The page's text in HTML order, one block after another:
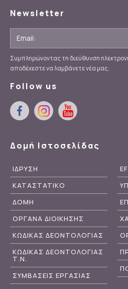
Newsletter
Συμπληρώνοντας τη διεύθυνση
αποδέχεστε να λαμβάνετε νέα μας.
Follow us
Δομή Ιστοσελίδας
ΙΔΡΥΣΗ
ΚΑΤΑΣΤΑΤΙΚΟ
ΔΟΜΗ
ΟΡΓΑΝΑ ΔΙΟΙΚΗΣΗΣ
ΚΩΔΙΚΑΣ ΔΕΟΝΤΟΛΟΓΙΑΣ
ΚΩΔΙΚΑΣ ΔΕΟΝΤΟΛΟΓΙΑΣ
Τ.Ν.
ΣΥΜΒΑΣΕΙΣ ΕΡΓΑΣΙΑΣ